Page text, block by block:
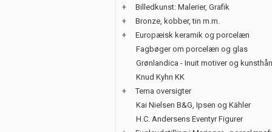
+
Billedkunst: Malerier, Grafik
+
Bronze, kobber, tin m.m.
+
Europæisk keramik og porcelæn
Fagbøger om porcelæn og glas
Grønlandica - Inuit motiver og
Knud Kyhn KK
+
Tema oversigter
Kai Nielsen B&G, Ipsen og Kähler
H.C. Andersens Eventyr Figurer